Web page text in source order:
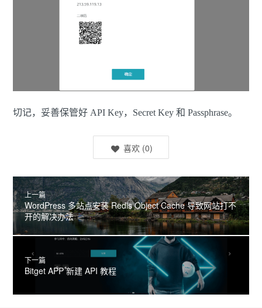
切记，妥善保管好 API Key，Secret Key 和 Passphrase。
喜欢 (0)
上一篇
WordPress 多站点安装 Redis Object Cache 导致网站打不
开的解决办法
下一篇
Bitget APP 新建 API 教程